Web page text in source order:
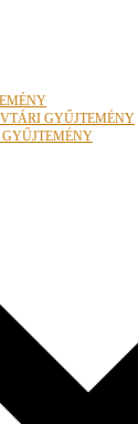
GYŰJTEMÉNY
GYŰJTEMÉNY